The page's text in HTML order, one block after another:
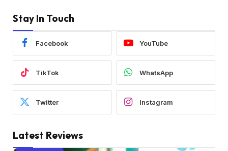
Stay In Touch
Facebook YouTube
TikTok WhatsApp
Twitter Instagram
Latest Reviews